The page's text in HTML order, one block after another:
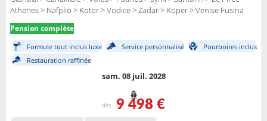
Athenes > Nafplio > Kotor > Vodice > Zadar > Koper > Venise Fusina
Pension complète
Formule tout inclus luxe Service personnalisé
Pourboires inclus
Restauration raffinée
sam. 08 juil. 2028
dès 9 498 €